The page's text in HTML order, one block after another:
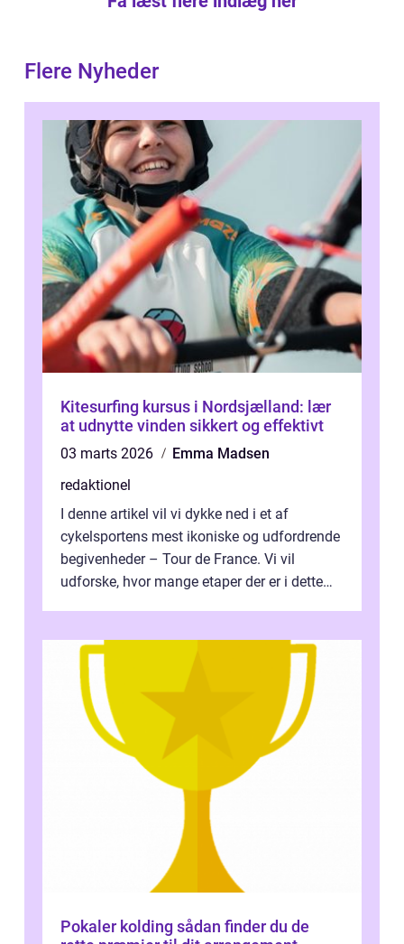
Flere Nyheder
Kitesurfing kursus i Nordsjælland: lær
at udnytte vinden sikkert og effektivt
03 marts 2026
Emma Madsen
redaktionel
I denne artikel vil vi dykke ned i et af
cykelsportens mest ikoniske og udfordrende
begivenheder – Tour de France. Vi vil
udforske, hvor mange etaper der er i dette
Pokaler kolding sådan finder du de